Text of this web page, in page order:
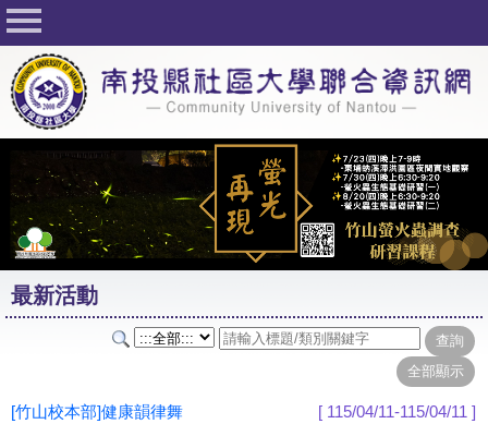
回首頁
關於社大
公佈欄
行事曆
最新活動
活動花絮
課程一覽表
志工與社團
最新活動
[竹山校本部]健康韻律舞
[ 115/04/11-115/04/11 ]